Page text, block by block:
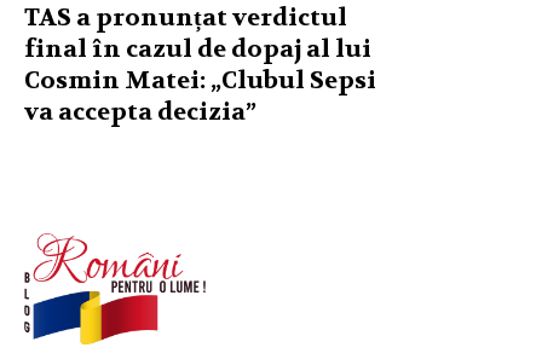
TAS a pronunțat verdictul
final în cazul de dopaj al lui
Cosmin Matei: „Clubul Sepsi
va accepta decizia”